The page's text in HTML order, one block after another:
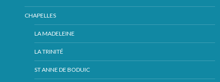
CHAPELLES
LA MADELEINE
LA TRINITÉ
ST ANNE DE BODUIC